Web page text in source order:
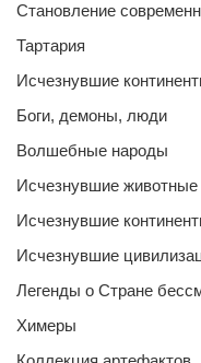
Становление
Тартария
Исчезнувшие
Боги, демоны, люди
Волшебные народы
Исчезнувшие животные
Исчезнувшие
Исчезнувшие
Легенды о Стране
Химеры